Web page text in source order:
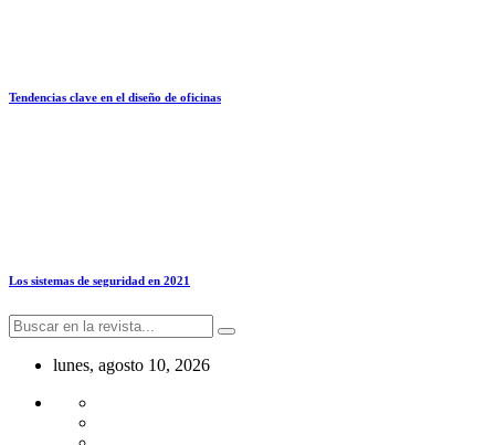
Tendencias clave en el diseño de oficinas
Los sistemas de seguridad en 2021
lunes, agosto 10, 2026